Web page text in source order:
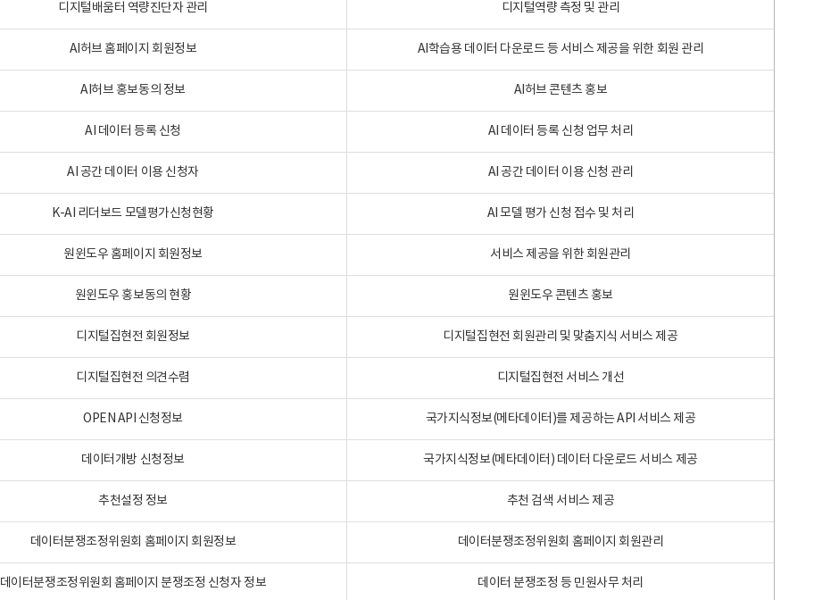
디지털배움터 역량진단자 관리 디지털역량 측정 및 관리
AI허브 홈페이지 회원정보 AI학습용 데이터 다운로드 등 서비스 제공을 위한 회원 관리
AI허브 홍보동의 정보 AI허브 콘텐츠 홍보
AI 데이터 등록 신청 AI 데이터 등록 신청 업무 처리
AI 공간 데이터 이용 신청자 AI 공간 데이터 이용 신청 관리
K-AI 리더보드 모델평가신청현황 AI 모델 평가 신청 접수 및 처리
원윈도우 홈페이지 회원정보 서비스 제공을 위한 회원관리
원윈도우 홍보동의 현황 원윈도우 콘텐츠 홍보
디지털집현전 회원정보 디지털집현전 회원관리 및 맞춤지식 서비스 제공
디지털집현전 의견수렴 디지털집현전 서비스 개선
OPEN API 신청정보 국가지식정보(메타데이터)를 제공하는 API 서비스 제공
데이터개방 신청정보 국가지식정보(메타데이터) 데이터 다운로드 서비스 제공
추천설정 정보 추천 검색 서비스 제공
데이터분쟁조정위원회 홈페이지 회원정보 데이터분쟁조정위원회 홈페이지 회원관리
데이터분쟁조정위원회 홈페이지 분쟁조정 신청자 정보 데이터 분쟁조정 등 민원사무 처리